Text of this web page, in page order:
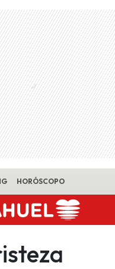
HORÓSCOPO